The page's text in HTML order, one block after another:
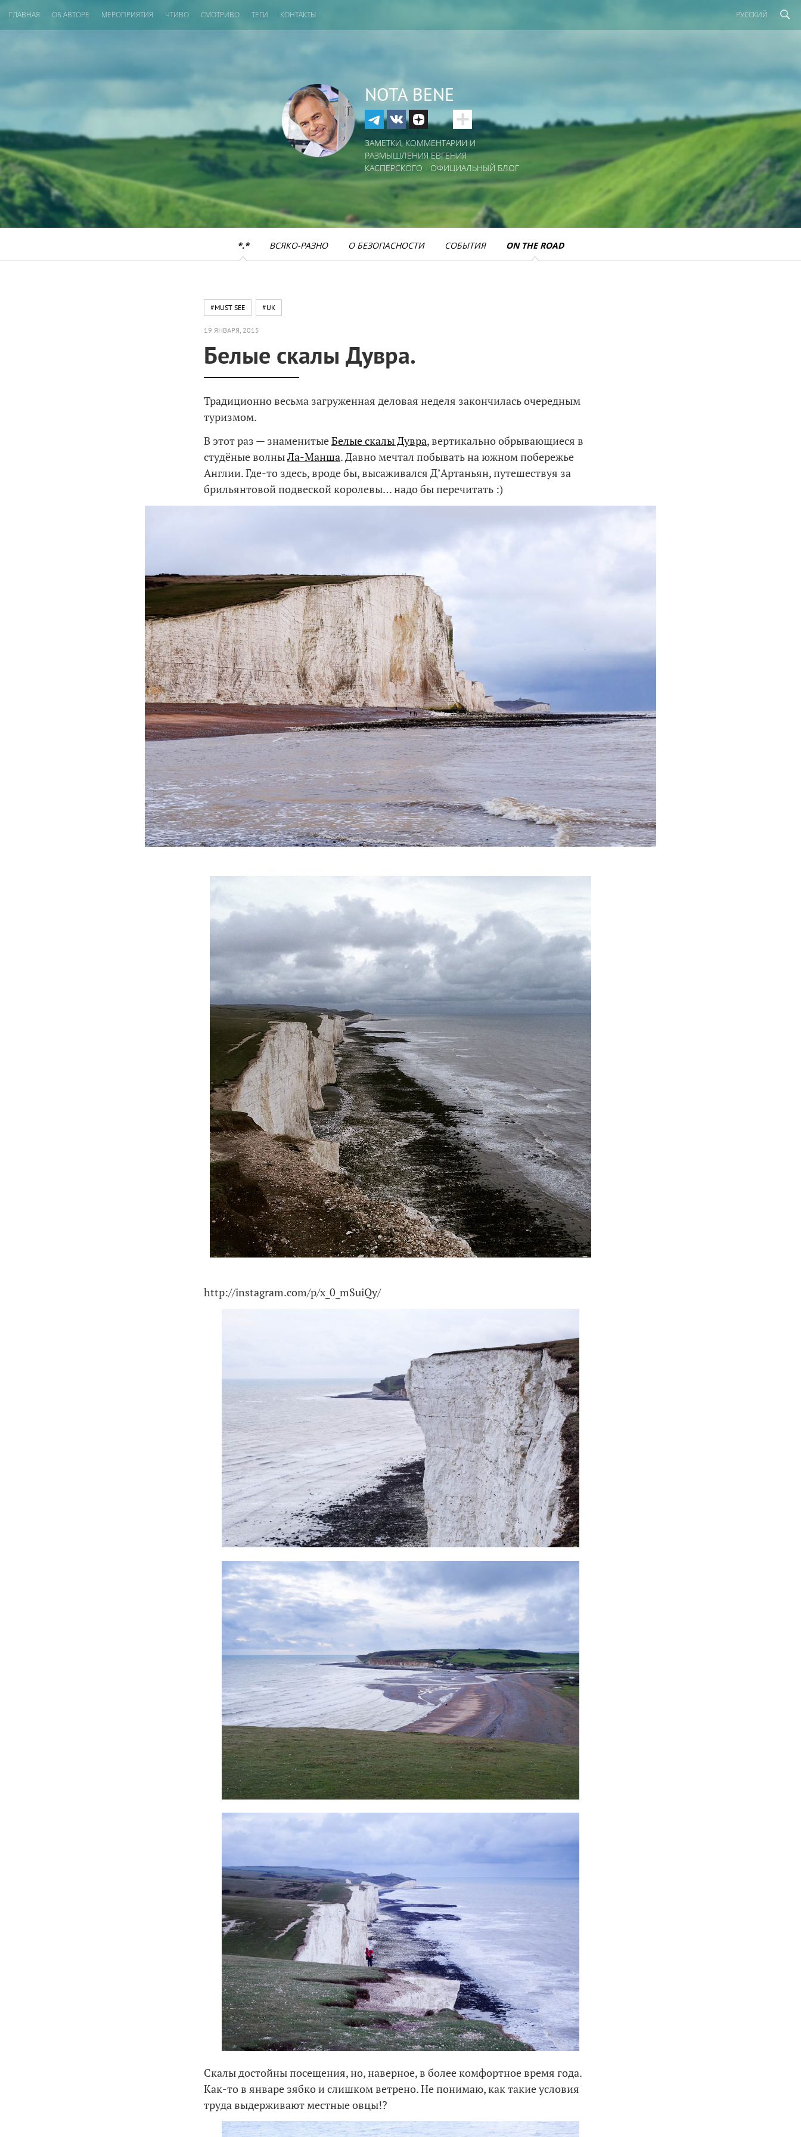
ГЛАВНАЯ ОБ АВТОРЕ МЕРОПРИЯТИЯ ЧТИВО СМОТРИВО ТЕГИ КОНТАКТЫ РУССКИЙ
NOTA BENE
ЗАМЕТКИ, КОММЕНТАРИИ И
РАЗМЫШЛЕНИЯ ЕВГЕНИЯ
КАСПЕРСКОГО - ОФИЦИАЛЬНЫЙ БЛОГ
*.* ВСЯКО-РАЗНО О БЕЗОПАСНОСТИ СОБЫТИЯ ON THE ROAD
#MUST SEE #UK
19 ЯНВАРЯ, 2015
Белые скалы Дувра.
Традиционно весьма загруженная деловая неделя закончилась очередным
туризмом.
В этот раз — знаменитыеБелые скалы Дувра, вертикально обрывающиеся в
студёные волныЛа-Манша. Давно мечтал побывать на южном побережье
Англии. Где-то здесь, вроде бы, высаживался Д’Артаньян, путешествуя за
брильянтовой подвеской королевы… надо бы перечитать :)
http://instagram.com/p/x_0_mSuiQy/
Скалы достойны посещения, но, наверное, в более комфортное время года.
Как-то в январе зябко и слишком ветрено. Не понимаю, как такие условия
труда выдерживают местные овцы!?